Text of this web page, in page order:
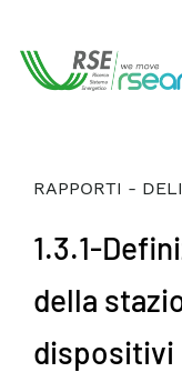
RAPPORTI -
1.3.1-
della